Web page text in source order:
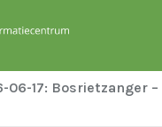
06-17: Bosrietzanger